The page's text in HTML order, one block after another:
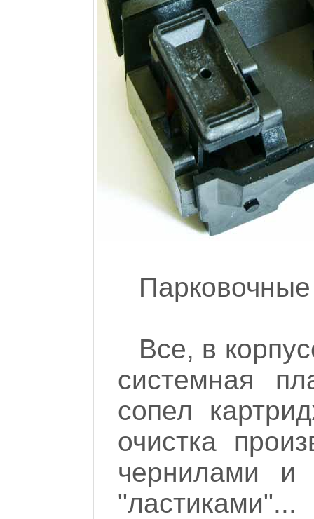
Все, в
системная
сопел
очистка
чернилами и
"ластиками"...